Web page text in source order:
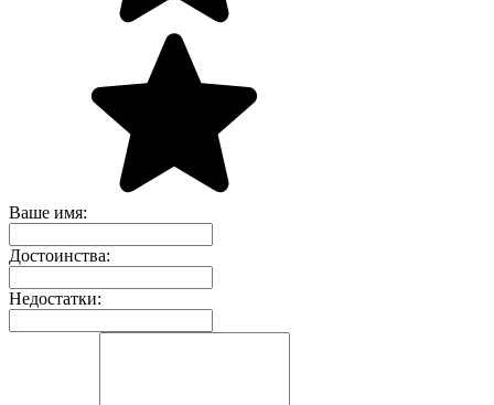
Ваше имя:
Достоинства:
Недостатки: